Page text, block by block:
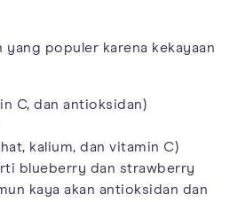
yang populer karena kekayaan
C, dan antioksidan)
kalium, dan vitamin C)
blueberry dan strawberry
kaya akan antioksidan dan